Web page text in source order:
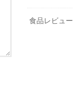
食品レビュー